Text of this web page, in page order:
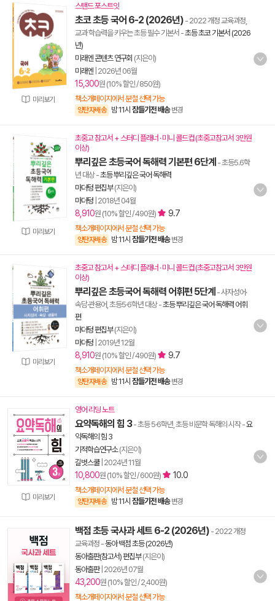
미리보기
스탠드 포스트잇
초코 초등 국어 6-2 (2026년) - 2022 개정 교육과정,
교과 학습력을 키우는 초등 필수 기본서 -초등 초코 기본서 (2026
년)
미래엔 콘텐츠 연구회 (지은이)
미래엔 2026년 06월
15,300원 (10% 할인 / 850원)
책소개페이지에서 분철 선택 가능
양탄자배송 밤 11시 잠들기전 배송 변경
미리보기
초중고 참고서 + 스터디 플래너 · 미니 콜드컵 (초중고참고서 3만원
이상)
뿌리깊은 초등국어 독해력 기본편 6단계 - 초등5.6학
년 대상-초등 뿌리깊은 국어 독해력
마더텅 편집부(지은이)
마더텅 2018년 04월
8,910원 (10% 할인 / 490원) 9.7
책소개페이지에서 분철 선택 가능
양탄자배송 밤 11시 잠들기전 배송 변경
미리보기
초중고 참고서 + 스터디 플래너 · 미니 콜드컵 (초중고참고서 3만원
이상)
뿌리깊은 초등국어 독해력 어휘편 5단계 - 사자성어·
속담·관용어, 초등5·6학년 대상-초등 뿌리깊은 국어 독해력 어휘
편
마더텅 편집부(지은이)
마더텅 2019년 12월
8,910원 (10% 할인 / 490원) 9.7
책소개페이지에서 분철 선택 가능
양탄자배송 밤 11시 잠들기전 배송 변경
미리보기
영어 리딩 노트
요약독해의 힘 3- 초등 5·6학년, 초등 비문학 독해의 시작-요
약독해의 힘 3
기적학습연구소(지은이)
길벗스쿨| 2024년 11월
10,800원 (10% 할인 / 600원) 10.0
책소개페이지에서 분철 선택 가능
양탄자배송 밤 11시 잠들기전 배송 변경
백점 초등 국사과 세트 6-2 (2026년) - 2022 개정
교육과정 -동아 백점 초등 (2026년)
동아출판(참고서) 편집부(지은이)
동아출판| 2026년 07월
43,200원 (10% 할인 / 2,400원)
책소개페이지에서 분철 선택 가능